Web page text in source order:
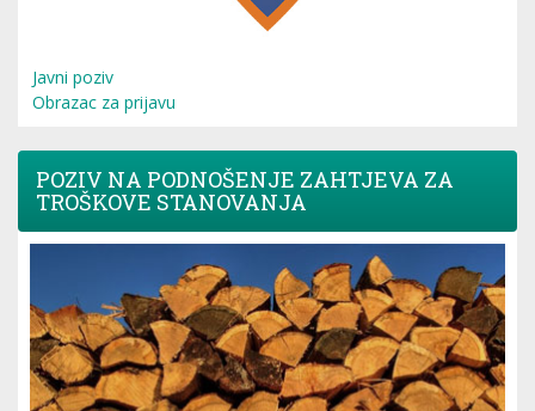
Javni poziv
Obrazac za prijavu
POZIV NA PODNOŠENJE ZAHTJEVA ZA
TROŠKOVE STANOVANJA